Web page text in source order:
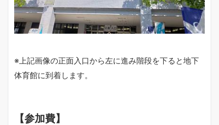
※ 上記画像の正面入口から左に進み階段を下ると地下
体育館に到着し ます。
【参加費】